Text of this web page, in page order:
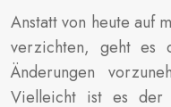
Anstatt von heute auf
verzichten, geht es
Änderungen
Vielleicht ist es der